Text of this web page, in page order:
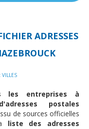
ADRESSES
VILLES
les entreprises à
postales
de sources officielles
liste des adresses